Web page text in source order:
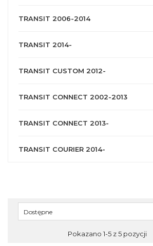
TRANSIT 2006-2014
TRANSIT 2014-
TRANSIT CUSTOM 2012-
TRANSIT CONNECT 2002-2013
TRANSIT CONNECT 2013-
TRANSIT COURIER 2014-
Dostępne
Pokazano 1-5 z 5 pozycji